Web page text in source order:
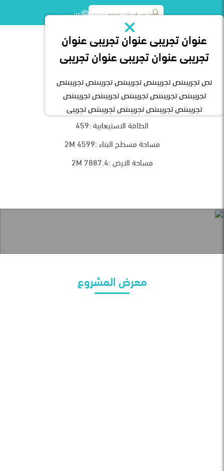
عربى
عنوان تجريبى عنوان تجريبى عنوان
تجريبى عنوان تجريبى عنوان تجريبى
نص تجريبىنص تجريبىنص تجريبىنص تجريبىنص تجريبىنص
تجريبىنص تجريبىنص تجريبىنص تجريبىنص تجريبىنص
تجريبىنص تجريبىنص تجريبىنص تجريبىنص تجريبى
مشاريعنا /عبور جازان
مدينة جازان
الطاقة الاستيعابية :459
مساحة مسطح البناء :2M 4599
مساحة الارض :2M 7887.4
معرض المشروع